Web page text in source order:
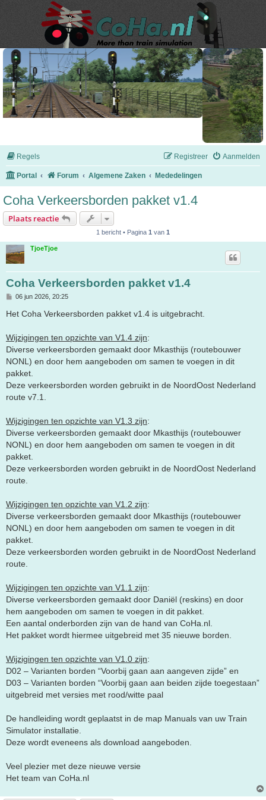
Regels Aanmelden
Registreer
Portal Forum Algemene Zaken Mededelingen
Coha Verkeersborden pakket v1.4
Plaats reactie
1 bericht • Pagina 1 van 1
TjoeTjoe
Coha Verkeersborden pakket v1.4
B
r
h
t
06 jun 2026, 20:25
Het Coha Verkeersborden pakket v1.4 is uitgebracht.
Wijzigingen ten opzichte van V1.4 zijn:
Diverse verkeersborden gemaakt door Mkasthijs (routebouwer
NONL) en door hem aangeboden om samen te voegen in dit
pakket.
Deze verkeersborden worden gebruikt in de NoordOost Nederland
route v7.1.
Wijzigingen ten opzichte van V1.3 zijn:
Diverse verkeersborden gemaakt door Mkasthijs (routebouwer
NONL) en door hem aangeboden om samen te voegen in dit
pakket.
Deze verkeersborden worden gebruikt in de NoordOost Nederland
route.
Wijzigingen ten opzichte van V1.2 zijn:
Diverse verkeersborden gemaakt door Mkasthijs (routebouwer
NONL) en door hem aangeboden om samen te voegen in dit
pakket.
Deze verkeersborden worden gebruikt in de NoordOost Nederland
route.
Wijzigingen ten opzichte van V1.1 zijn:
Diverse verkeersborden gemaakt door Daniël (reskins) en door
hem aangeboden om samen te voegen in dit pakket.
Een aantal onderborden zijn van de hand van CoHa.nl.
Het pakket wordt hiermee uitgebreid met 35 nieuwe borden.
Wijzigingen ten opzichte van V1.0 zijn:
D02 – Varianten borden “Voorbij gaan aan aangeven zijde” en
D03 – Varianten borden “Voorbij gaan aan beiden zijde toegestaan”
uitgebreid met versies met rood/witte paal
De handleiding wordt geplaatst in de map Manuals van uw Train
Simulator installatie.
Deze wordt eveneens als download aangeboden.
Veel plezier met deze nieuwe versie
Het team van CoHa.nl